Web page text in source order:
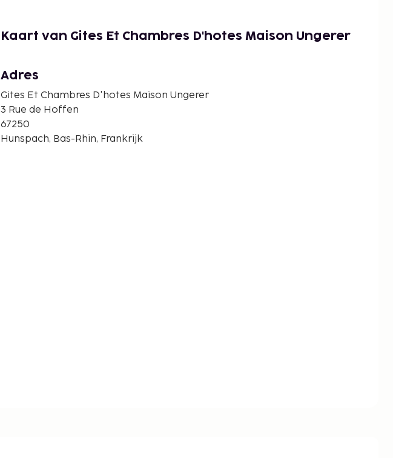
Kaart van Gites Et Chambres D'hotes Maison Ungerer
Adres
Gites Et Chambres D'hotes Maison Ungerer
3 Rue de Hoffen
67250
Hunspach, Bas-Rhin, Frankrijk